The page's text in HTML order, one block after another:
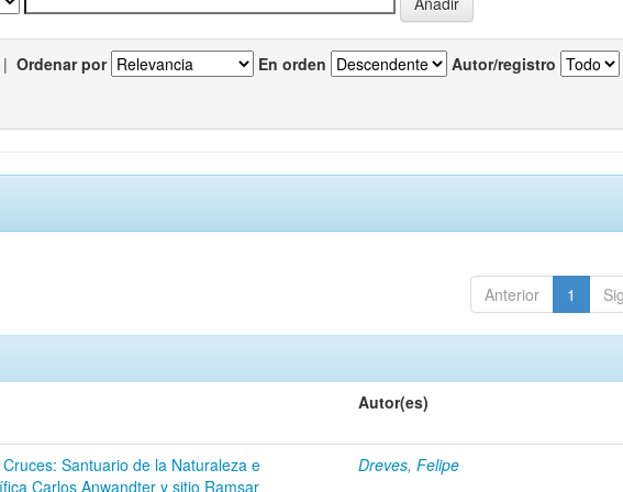
| Ordenar por En orden Autor/registro
Anterior 1
Autor(es)
Santuario de la Naturaleza e
Carlos Anwandter y sitio Ramsar
Dreves, Felipe